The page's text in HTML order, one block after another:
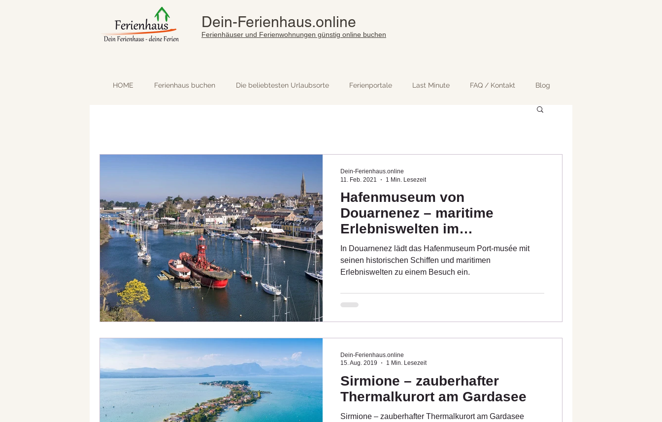
Dein-Ferienhaus.online
Ferienhäuser und Ferienwohnungen günstig online buchen
HOME Ferienhaus buchen Die beliebtesten Urlaubsorte Ferienportale Last Minute FAQ / Kontakt Blog
Hafenmuseum von
Douarnenez – maritime
Erlebniswelten im
Departement Finistère
In Douarnenez lädt das Hafenmuseum Port-musée mit
seinen historischen Schiffen und maritimen
Erlebniswelten zu einem Besuch ein.
Dein-Ferienhaus.online
11. Feb. 2021
1 Min. Lesezeit
Sirmione – zauberhafter
Thermalkurort am Gardasee
Sirmione – zauberhafter Thermalkurort am Gardasee
Dein-Ferienhaus.online
15. Aug. 2019
1 Min. Lesezeit